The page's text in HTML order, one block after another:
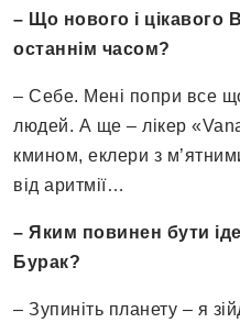
– Що нового і цікавого
останнім часом?
– Себе. Мені попри все
людей. А ще – лікер
кмином, еклери з
від аритмії…
– Яким повинен бути
Бурак?
– Зупиніть планету – я